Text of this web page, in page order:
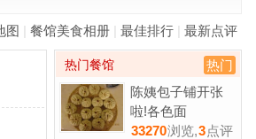
图 餐馆美食相册 最佳排行 最新点评
热门
热门餐馆
陈姨包子铺开张
啦!各色面
33270浏览,3点评